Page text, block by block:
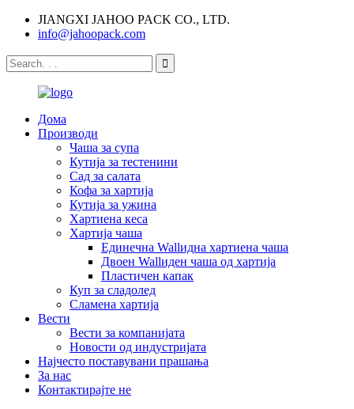
JIANGXI JAHOO PACK CO., LTD.
info@jahoopack.com
Дома
Производи
Чаша за супа
Кутија за тестенини
Сад за салата
Кофа за хартија
Кутија за ужина
Хартиена кеса
Хартија чаша
Единечна Wallидна хартиена чаша
Двоен Wallиден чаша од хартија
Пластичен капак
Куп за сладолед
Сламена хартија
Вести
Вести за компанијата
Новости од индустријата
Најчесто поставувани прашања
За нас
Контактирајте не